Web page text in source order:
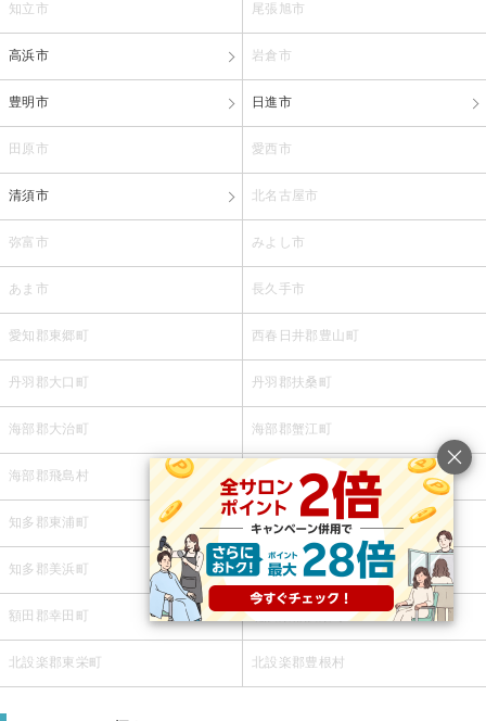
知立市 尾張旭市
高浜市 岩倉市
豊明市 日進市
田原市 愛西市
清須市 北名古屋市
弥富市 みよし市
あま市 長久手市
愛知郡東郷町 西春日井郡豊山町
丹羽郡大口町 丹羽郡扶桑町
海部郡大治町 海部郡蟹江町
海部郡飛島村 知多郡阿久比町
知多郡東浦町 知多郡南知多町
知多郡美浜町 知多郡武豊町
額田郡幸田町 北設楽郡設楽町
北設楽郡東栄町 北設楽郡豊根村